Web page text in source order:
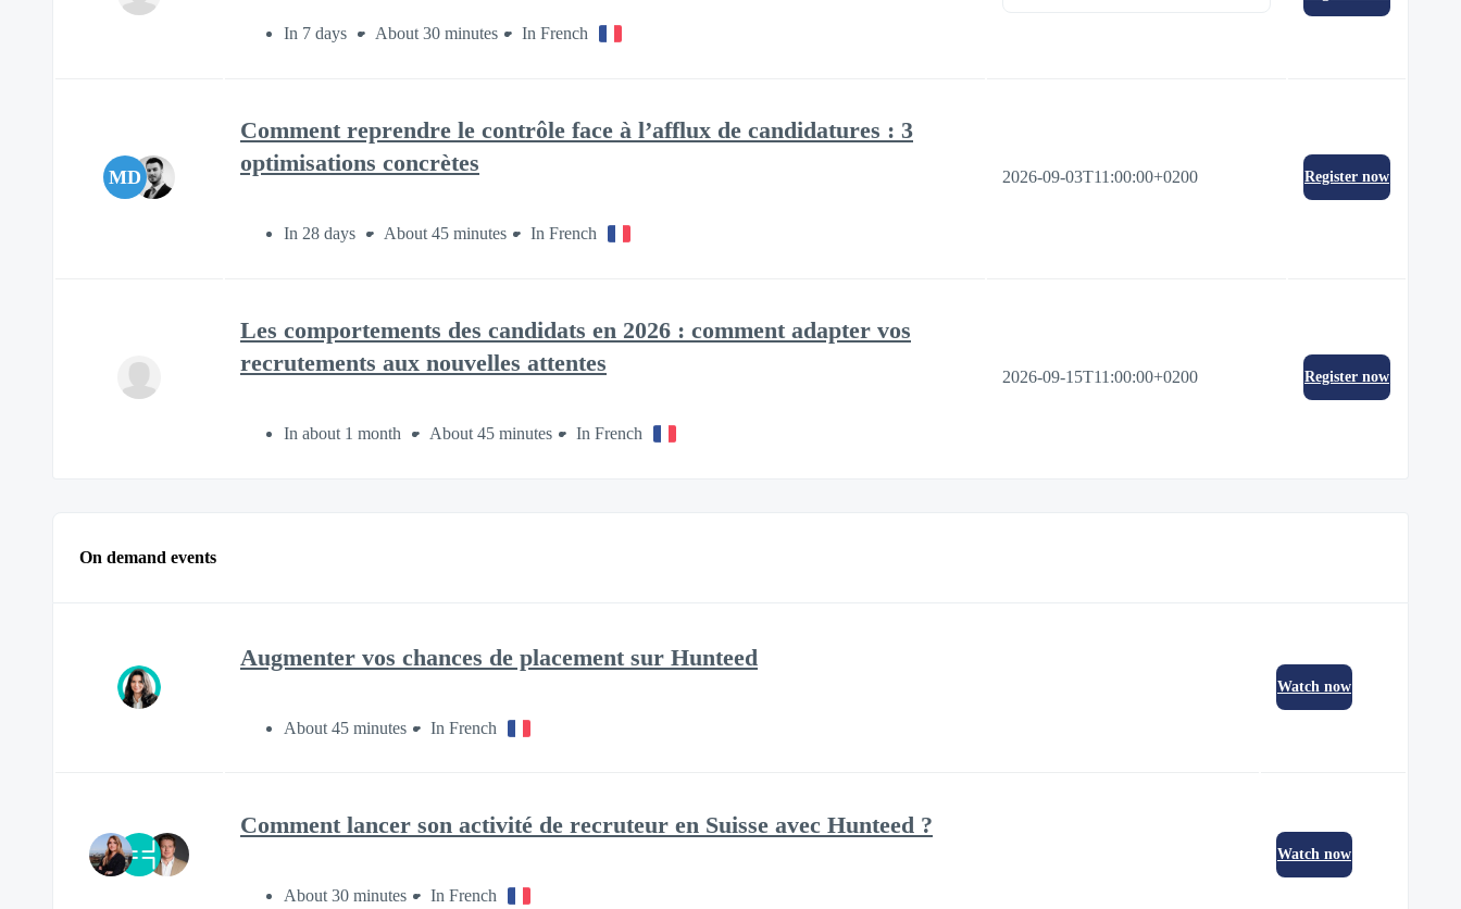
In 7 days About 30 minutes In French
MD
Comment reprendre le contrôle face à l’afflux de candidatures : 3
optimisations concrètes
In 28 days About 45 minutes In French
2026-09-03T11:00:00+0200 Register now
Les comportements des candidats en 2026 : comment adapter vos
recrutements aux nouvelles attentes
In about 1 month About 45 minutes In French
2026-09-15T11:00:00+0200 Register now
On demand events
Augmenter vos chances de placement sur Hunteed
About 45 minutes In French
Watch now
Comment lancer son activité de recruteur en Suisse avec Hunteed ?
About 30 minutes In French
Watch now